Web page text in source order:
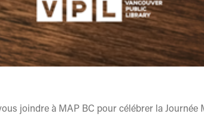
joindre à MAP BC pour célébrer la Journée